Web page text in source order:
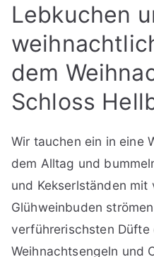
Lebkuchen
dem
Schloss
Wir tauchen ein in eine
dem Alltag und
und Kekserlständen
Glühweinbuden
verführerischsten Düfte
Weihnachtsengeln und